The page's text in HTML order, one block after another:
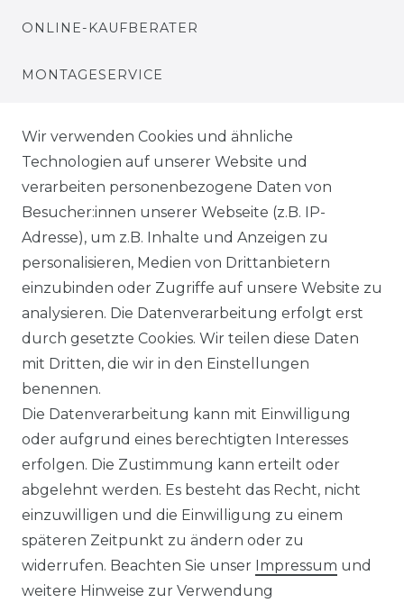
ONLINE-KAUFBERATER
MONTAGESERVICE
BEZAHLUNG
KLIMA- UND UMWELTSCHUTZ
LEXIKON
UNTERNEHMEN
ÜBER UNS
HERSTELLER
REFERENZEN
Wir verwenden Cookies und ähnliche
Technologien auf unserer Website und
verarbeiten personenbezogene Daten von
Besucher:innen unserer Webseite (z.B. IP-
Adresse), um z.B. Inhalte und Anzeigen zu
personalisieren, Medien von Drittanbietern
einzubinden oder Zugriffe auf unsere Website zu
analysieren. Die Datenverarbeitung erfolgt erst
durch gesetzte Cookies. Wir teilen diese Daten
mit Dritten, die wir in den Einstellungen
benennen.
Die Datenverarbeitung kann mit Einwilligung
oder aufgrund eines berechtigten Interesses
erfolgen. Die Zustimmung kann erteilt oder
abgelehnt werden. Es besteht das Recht, nicht
einzuwilligen und die Einwilligung zu einem
späteren Zeitpunkt zu ändern oder zu
widerrufen. Beachten Sie unser Impressum und
weitere Hinweise zur Verwendung